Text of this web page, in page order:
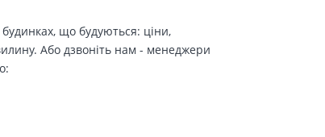
що будуються: ціни,
Або дзвоніть нам - менеджери